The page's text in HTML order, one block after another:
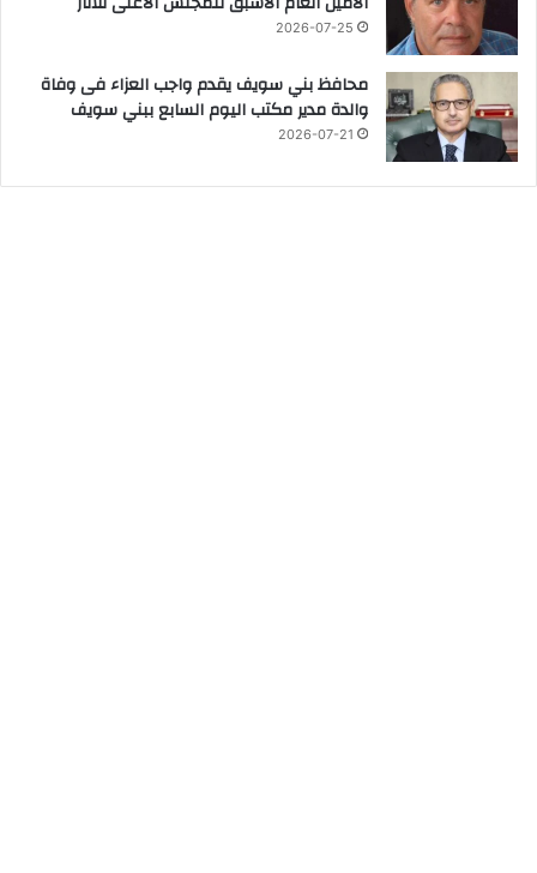
2026-07-25
محافظ بني سويف يقدم واجب العزاء فى وفاة
والدة مدير مكتب اليوم السابع ببني سويف
2026-07-21